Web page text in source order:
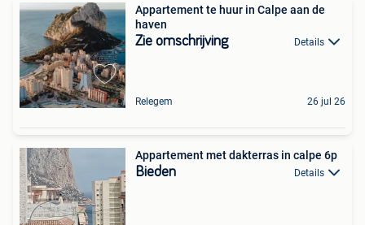
Appartement te huur in Calpe aan de
haven
Zie omschrijving Details
Relegem 26 jul 26
Appartement met dakterras in calpe 6p
Bieden Details